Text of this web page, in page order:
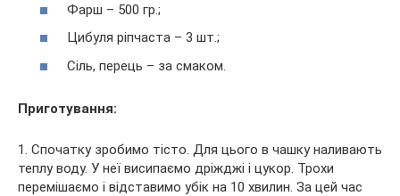
Фарш – 500 гр.;
Цибуля ріпчаста – 3 шт.;
Сіль, перець – за смаком.
Приготування:
1. Спочатку зробимо тісто. Для цього в чашку наливають
теплу воду. У неї висипаємо дріжджі і цукор. Трохи
перемішаємо і відставимо убік на 10 хвилин. За цей час